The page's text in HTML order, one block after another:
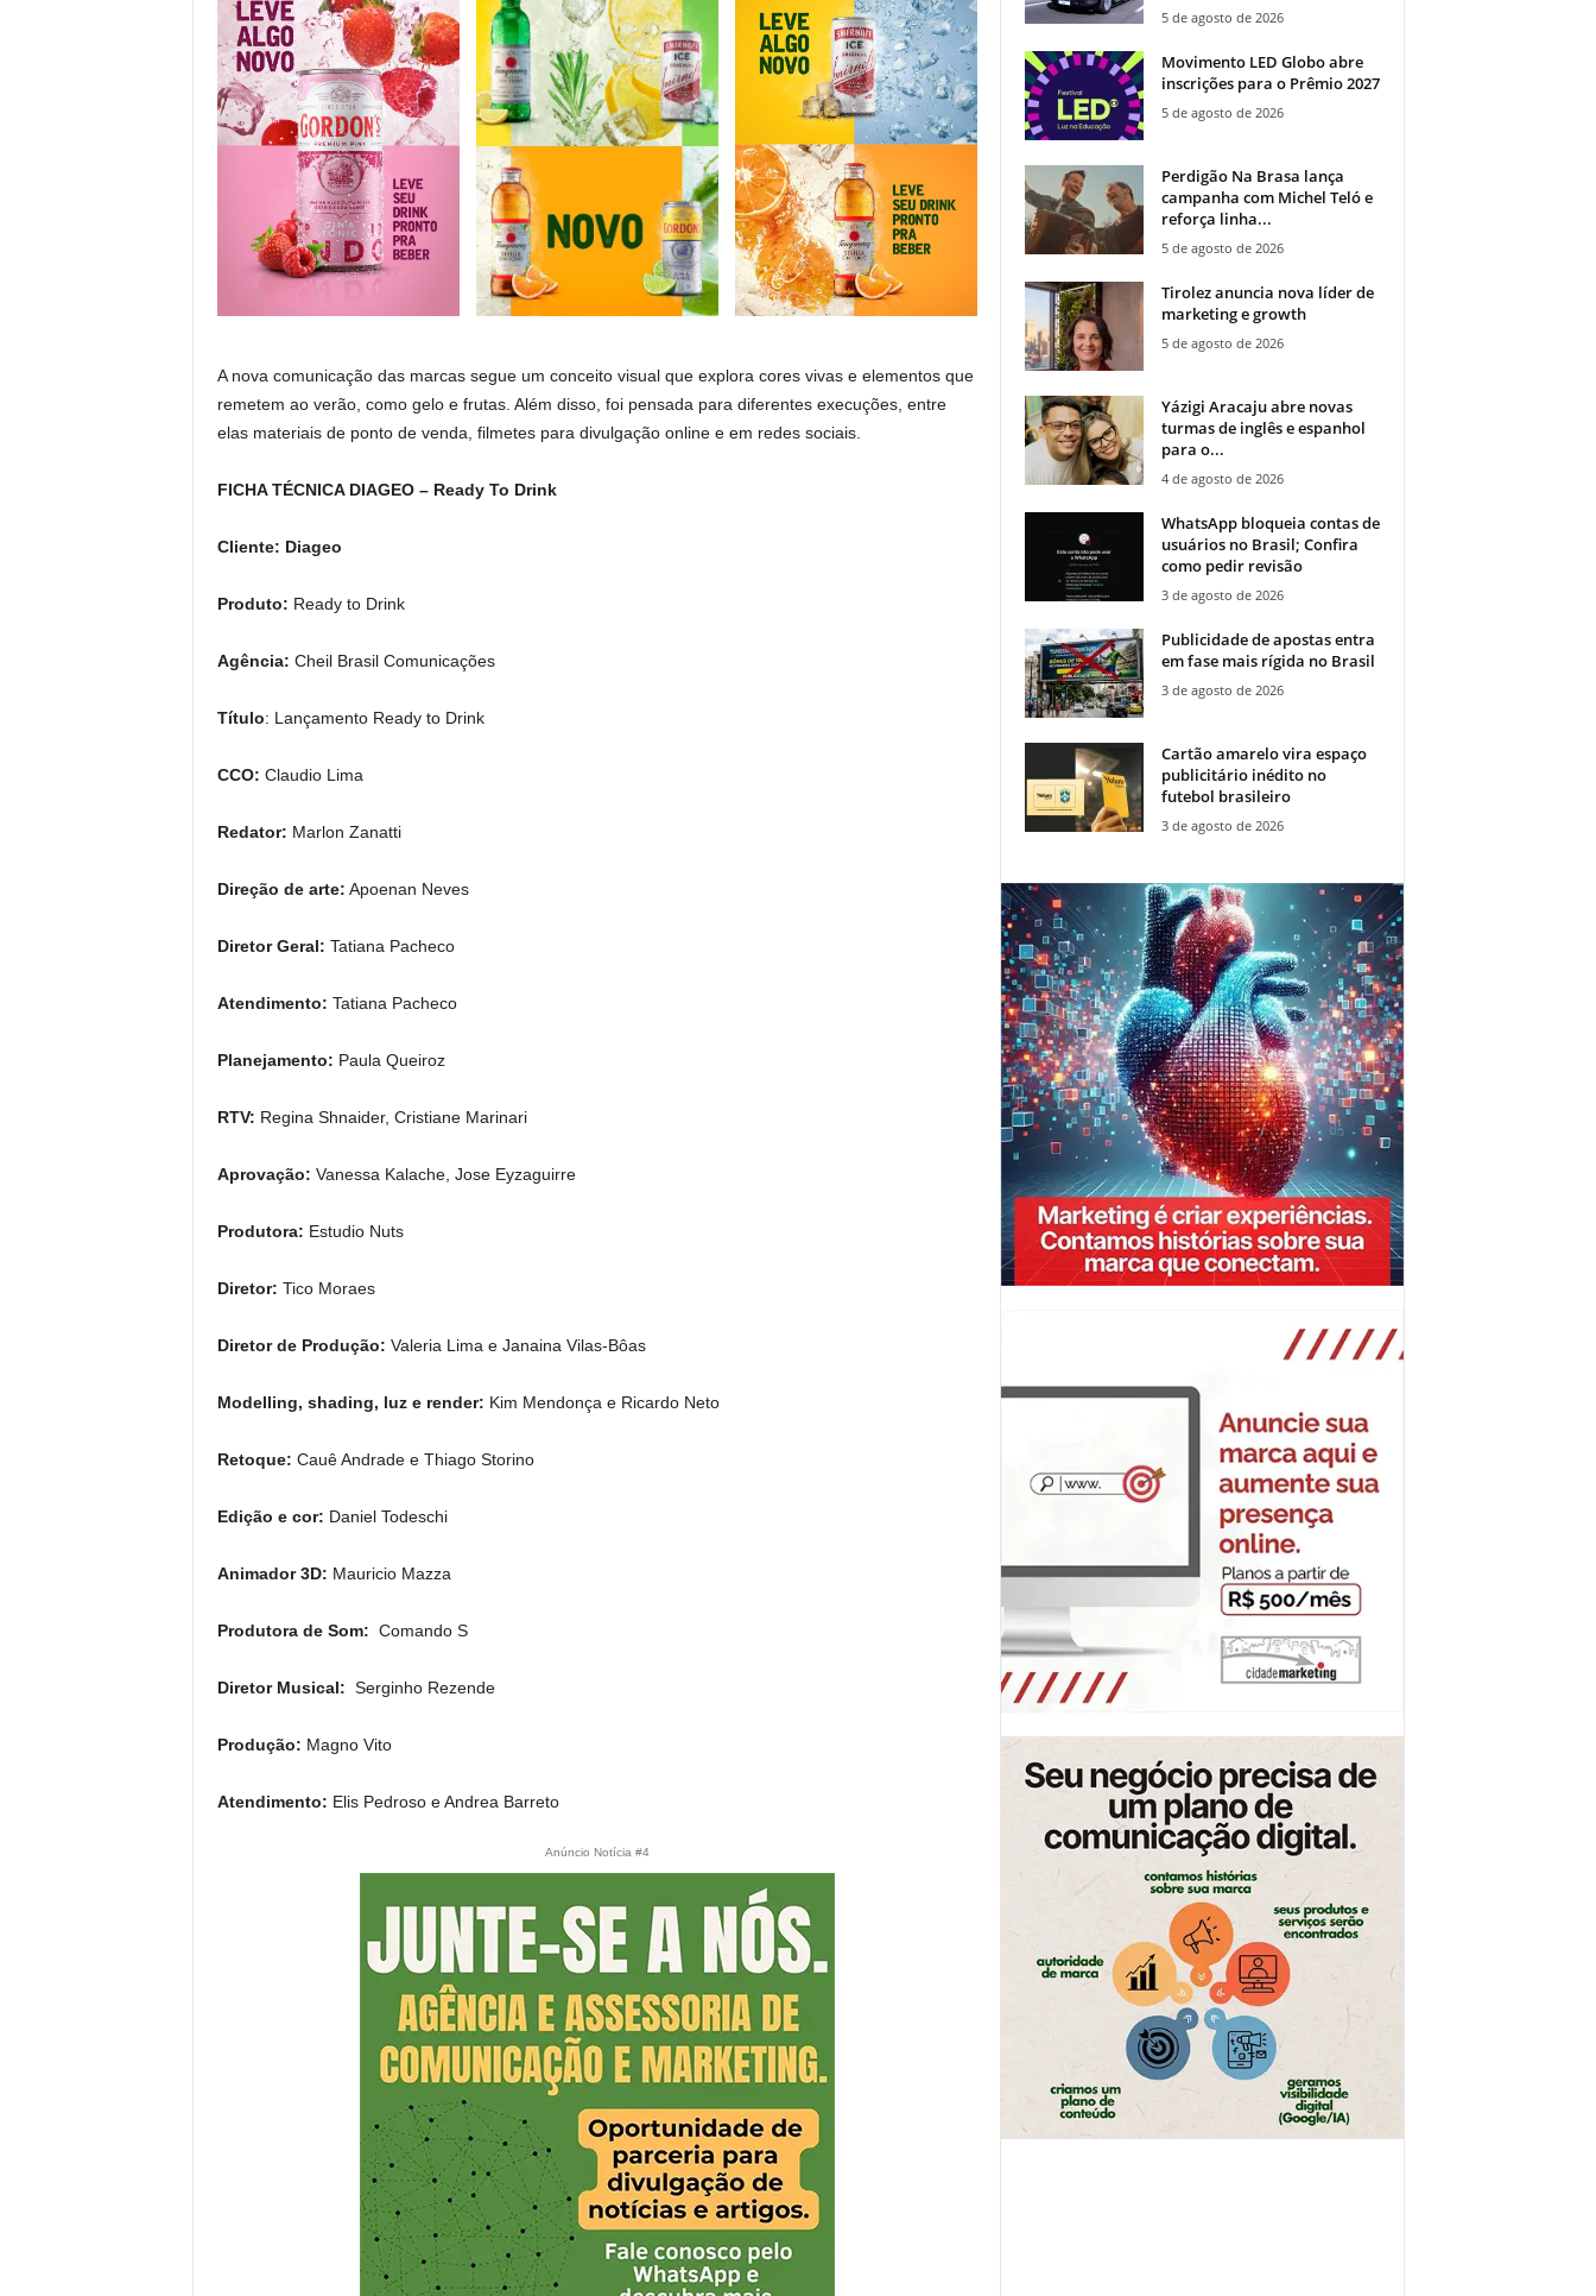
A nova comunicação das marcas segue um conceito visual que explora cores vivas e elementos que
remetem ao verão, como gelo e frutas. Além disso, foi pensada para diferentes execuções, entre
elas materiais de ponto de venda, filmetes para divulgação online e em redes sociais.
FICHA TÉCNICA DIAGEO – Ready To Drink
Cliente: Diageo
Produto: Ready to Drink
Agência: Cheil Brasil Comunicações
Título: Lançamento Ready to Drink
CCO: Claudio Lima
Redator: Marlon Zanatti
Direção de arte: Apoenan Neves
Diretor Geral: Tatiana Pacheco
Atendimento: Tatiana Pacheco
Planejamento: Paula Queiroz
RTV: Regina Shnaider, Cristiane Marinari
Aprovação: Vanessa Kalache, Jose Eyzaguirre
Produtora: Estudio Nuts
Diretor: Tico Moraes
Diretor de Produção: Valeria Lima e Janaina Vilas-Bôas
Modelling, shading, luz e render: Kim Mendonça e Ricardo Neto
Retoque: Cauê Andrade e Thiago Storino
Edição e cor: Daniel Todeschi
Animador 3D: Mauricio Mazza
Produtora de Som: Comando S
Diretor Musical: Serginho Rezende
Produção: Magno Vito
Atendimento: Elis Pedroso e Andrea Barreto
Anúncio Notícia #4
5 de agosto de 2026
Movimento LED Globo abre
inscrições para o Prêmio 2027
5 de agosto de 2026
Perdigão Na Brasa lança
campanha com Michel Teló e
reforça linha...
5 de agosto de 2026
Tirolez anuncia nova líder de
marketing e growth
5 de agosto de 2026
Yázigi Aracaju abre novas
turmas de inglês e espanhol
para o...
4 de agosto de 2026
WhatsApp bloqueia contas de
usuários no Brasil; Confira
como pedir revisão
3 de agosto de 2026
Publicidade de apostas entra
em fase mais rígida no Brasil
3 de agosto de 2026
Cartão amarelo vira espaço
publicitário inédito no
futebol brasileiro
3 de agosto de 2026